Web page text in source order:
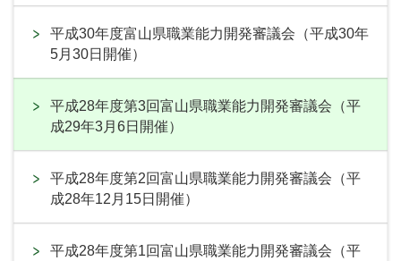
平成30年度富山県職業能力開発審議会（平成30年
5月30日開催）
平成28年度第3回富山県職業能力開発審議会（平
成29年3月6日開催）
平成28年度第2回富山県職業能力開発審議会（平
成28年12月15日開催）
平成28年度第1回富山県職業能力開発審議会（平